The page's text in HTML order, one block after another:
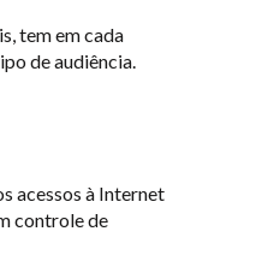
tem em cada
de audiência.
acessos à Internet
controle de